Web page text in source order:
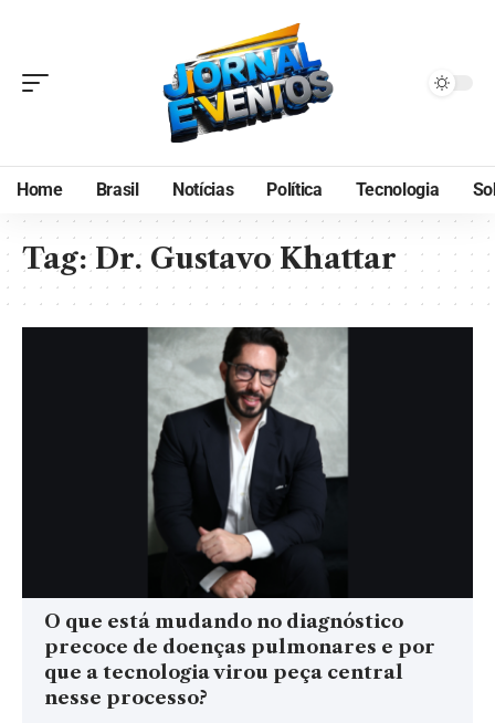
Home Brasil Notícias Política Tecnologia
Tag:Dr. Gustavo Khattar
O que está mudando no diagnóstico
precoce de doenças pulmonares e por
que a tecnologia virou peça central
nesse processo?